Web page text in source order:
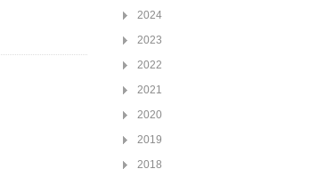
2024
2023
2022
2021
2020
2019
2018